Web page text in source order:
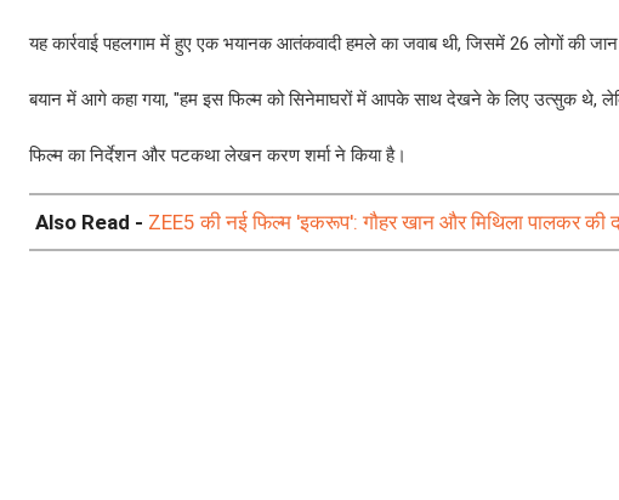
यह कार्रवाई पहलगाम में हुए एक भयानक आतंकवादी हमले का जवाब थी, जिसमें 26 लोगों की
बयान में आगे कहा गया, "हम इस फिल्म को सिनेमाघरों में आपके साथ देखने के लिए उत्सुक थे,
फिल्म का निर्देशन और पटकथा लेखन करण शर्मा ने किया है।
Also Read - ZEE5 की नई फिल्म 'इकरूप': गौहर खान और मिथिला पालकर की